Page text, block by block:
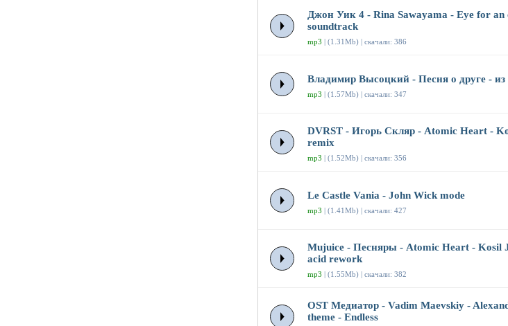
Джон Уик 4 - Rina Sawayama - Eye for an
soundtrack
mp3 | (1.31Mb) | скачали: 386
Владимир Высоцкий - Песня о друге -
mp3 | (1.57Mb) | скачали: 347
DVRST - Игорь Скляр - Atomic Heart -
remix
mp3 | (1.52Mb) | скачали: 356
Le Castle Vania - John Wick mode
mp3 | (1.41Mb) | скачали: 427
Mujuice - Песняры - Atomic Heart - Kosil
acid rework
mp3 | (1.55Mb) | скачали: 382
OST Медиатор - Vadim Maevskiy -
theme - Endless